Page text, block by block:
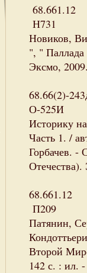
68.661.12
Н731
Новиков,
", "
Эксмо,
68.66(2)-
О-525И
Историку
Часть 1. /
Горбачев. -
68.661.12
П209
Патянин,
Второй
142 с. : ил.